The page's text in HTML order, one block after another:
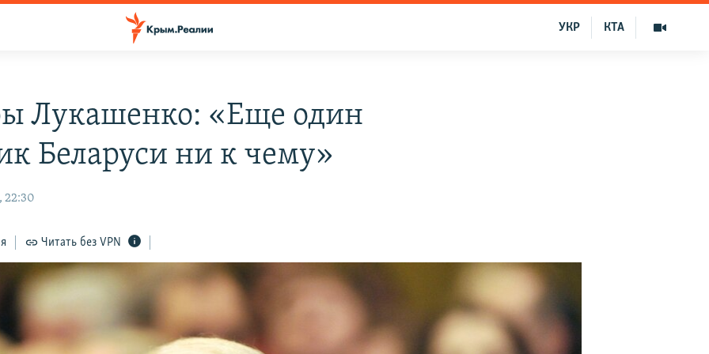
КТА
УКР
Лукашенко: «Еще один
Беларуси ни к чему»
22:30
Читать без VPN